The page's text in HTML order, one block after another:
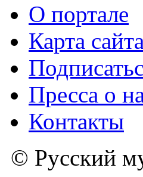
О портале
Карта сайта
Пресса о
Контакты
© Русский